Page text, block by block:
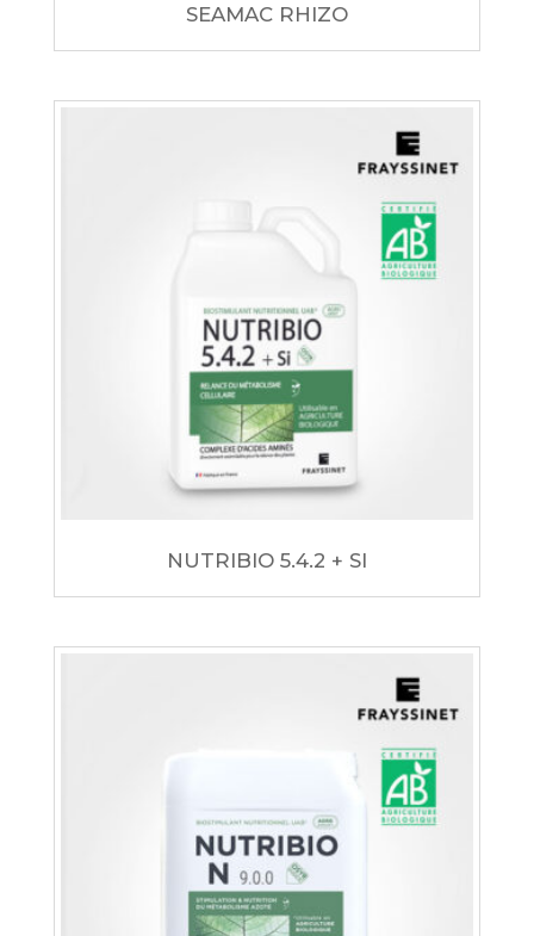
SEAMAC RHIZO
NUTRIBIO 5.4.2 + SI